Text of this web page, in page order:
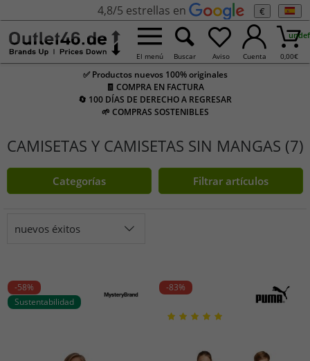
4,8/5 estrellas en €
El menú Buscar Aviso Cuenta 0,00€
✅ Productos nuevos 100% originales
🧾 COMPRA EN FACTURA
🔄 100 DÍAS DE DERECHO A REGRESAR
🌱 COMPRAS SOSTENIBLES
CAMISETAS Y CAMISETAS SIN MANGAS (7)
Categorías Filtrar artículos
nuevos éxitos
-58%
Sustentabilidad
-83%